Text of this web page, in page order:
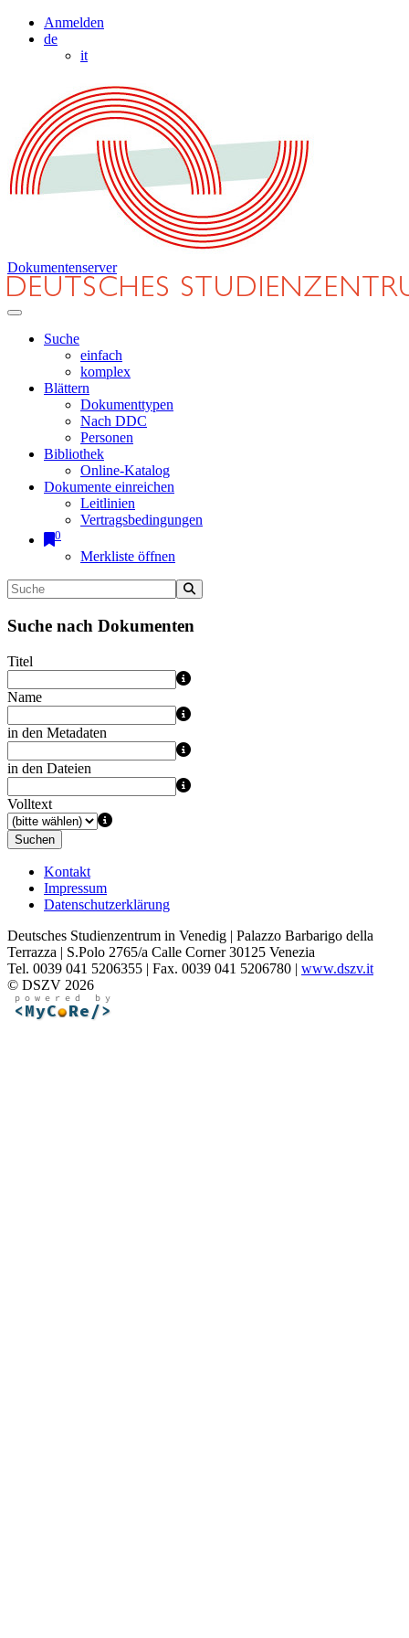
Anmelden
de
it
Dokumentenserver
Suche
einfach
komplex
Blättern
Dokumenttypen
Nach DDC
Personen
Bibliothek
Online-Katalog
Dokumente einreichen
Leitlinien
Vertragsbedingungen
0
Merkliste öffnen
Suche nach Dokumenten
Titel
Name
in den Metadaten
in den Dateien
Volltext
Suchen
Kontakt
Impressum
Datenschutzerklärung
Deutsches Studienzentrum in Venedig | Palazzo Barbarigo della
Terrazza | S.Polo 2765/a Calle Corner 30125 Venezia
Tel. 0039 041 5206355 | Fax. 0039 041 5206780 | www.dszv.it
© DSZV 2026